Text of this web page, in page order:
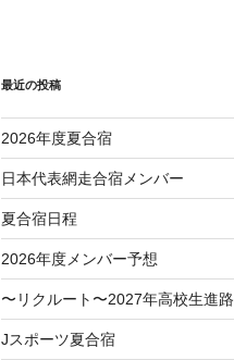
最近の投稿
2026年度夏合宿
日本代表網走合宿メンバー
夏合宿日程
2026年度メンバー予想
〜リクルート〜2027年高校生進路
Jスポーツ夏合宿